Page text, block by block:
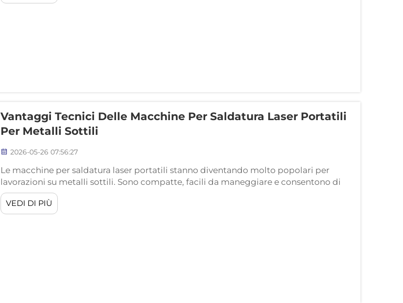
Vantaggi Tecnici Delle Macchine Per Saldatura Laser Portatili
Per Metalli Sottili
2026-05-26 07:56:27
Le macchine per saldatura laser portatili stanno diventando molto popolari per
lavorazioni su metalli sottili. Sono compatte, facili da maneggiare e consentono di
eseguire saldature rapide e di alta qualità. Uno dei principali motivi della loro
diffusione è la precisione. Quando si lavorano metalli sottili, anche un piccolo errore
può rovinare il lavoro...
VEDI DI PIÙ